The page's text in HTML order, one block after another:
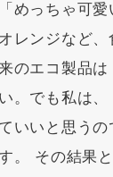
めっちゃ可
レンジなど
のエコ製品
。でも私は、
いいと思う
。 その結果